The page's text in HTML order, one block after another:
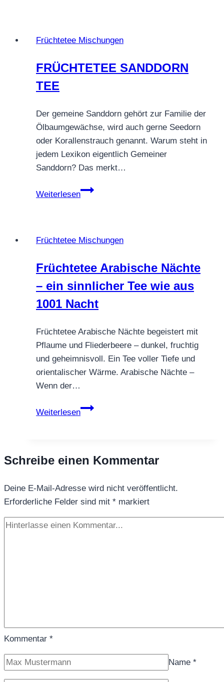
Früchtetee Mischungen
FRÜCHTETEE SANDDORN
TEE
Der gemeine Sanddorn gehört zur Familie der
Ölbaumgewächse, wird auch gerne Seedorn
oder Korallenstrauch genannt. Warum steht in
jedem Lexikon eigentlich Gemeiner
Sanddorn? Das merkt…
Weiterlesen
FRÜCHTETEE
Früchtetee Mischungen
Früchtetee Arabische Nächte
– ein sinnlicher Tee wie aus
1001 Nacht
Früchtetee Arabische Nächte begeistert mit
Pflaume und Fliederbeere – dunkel, fruchtig
und geheimnisvoll. Ein Tee voller Tiefe und
orientalischer Wärme. Arabische Nächte –
Wenn der…
Weiterlesen
Früchtetee
ein
Tee
wie
aus
1001
Schreibe einen Kommentar
Deine E-Mail-Adresse wird nicht veröffentlicht.
Erforderliche Felder sind mit * markiert
Kommentar *
Name *